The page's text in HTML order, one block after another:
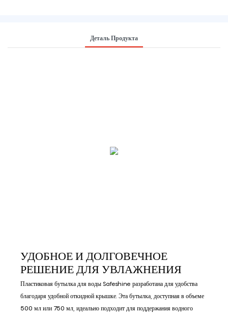
Деталь Продукта
УДОБНОЕ И ДОЛГОВЕЧНОЕ
РЕШЕНИЕ ДЛЯ УВЛАЖНЕНИЯ
Пластиковая бутылка для воды Safeshine разработана для удобства
благодаря удобной откидной крышке. Эта бутылка, доступная в объеме
500 мл или 750 мл, идеально подходит для поддержания водного